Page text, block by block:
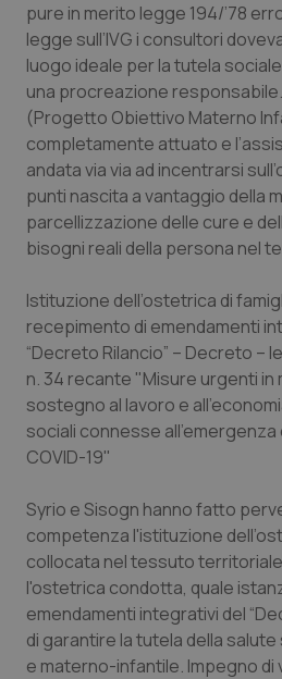
Toscana
Umbria
Valle D’Aosta
Veneto
Obesità
Oftalmologia
Oncodermatologia
Oncoematologia
Oncologia & Nutrizione
Psoriasi & pelle
Quotidiano Cardiologia
Quotidiano Chirurgia
Quotidiano Pediatria
Rene & patologie
Salute orale & impianti
pure in merito legge 194/’78
legge sull’IVG i consultori
luogo ideale per la tutela
una procreazione responsabile.
(Progetto Obiettivo Materno
completamente attuato e
andata via via ad incentrarsi
punti nascita a vantaggio della
parcellizzazione delle cure e
bisogni reali della persona nel
Istituzione dell’ostetrica di
recepimento di emendamenti
“Decreto Rilancio” – Decreto –
n. 34 recante "Misure urgenti in
sostegno al lavoro e
sociali connesse
COVID-19"
Syrio e Sisogn hanno fatto
competenza l'istituzione
collocata nel tessuto
l'ostetrica condotta, quale
emendamenti integrativi del
di garantire la tutela della
e materno-infantile. Impegno